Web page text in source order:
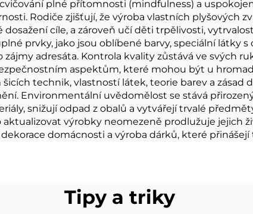
plné přítomnosti (mindfulness) a
Rodiče zjišťují, že výroba vlastních plyšových
cíle, a zároveň učí děti trpělivosti,
prvky, jako jsou oblíbené barvy, speciální látky
adresáta. Kontrola kvality zůstává ve svých
aspektům, které mohou být u
technik, vlastností látek, teorie barev a
Environmentální uvědomělost se stává
snižují odpad z obalů a vytvářejí trvalé
výrobky neomezeně prodlužuje jejich
domácnosti a výroba dárků, které
Tipy a triky